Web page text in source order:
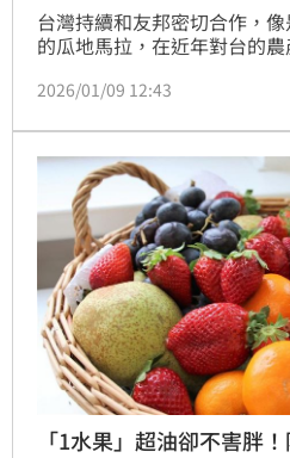
台灣持續和友邦密切合作，
的瓜地馬拉，在近年對台的
11個月，我國酪梨的進口總額
界關注可望成為台灣進口酪
2026/01/09 12:43
「1水果」超油卻不害胖